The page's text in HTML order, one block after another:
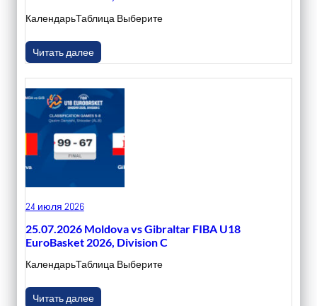
КалендарьТаблица Выберите
Читать далее
24 июля 2026
25.07.2026 Moldova vs Gibraltar FIBA U18
EuroBasket 2026, Division C
КалендарьТаблица Выберите
Читать далее